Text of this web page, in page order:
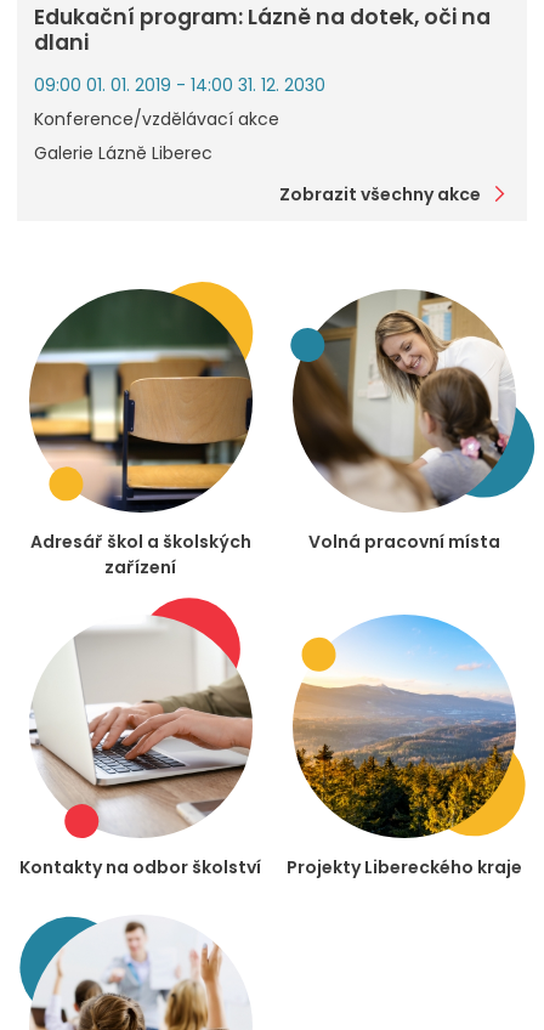
Edukační program: Lázně na dotek, oči na
dlani
09:00 01. 01. 2019 - 14:00 31. 12. 2030
Konference/vzdělávací akce
Galerie Lázně Liberec
Zobrazit všechny akce
Adresář škol a školských
zařízení
Volná pracovní místa
Kontakty na odbor školství Projekty Libereckého kraje